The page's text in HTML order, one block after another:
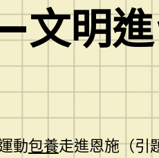
明
動包養走進恩施（引